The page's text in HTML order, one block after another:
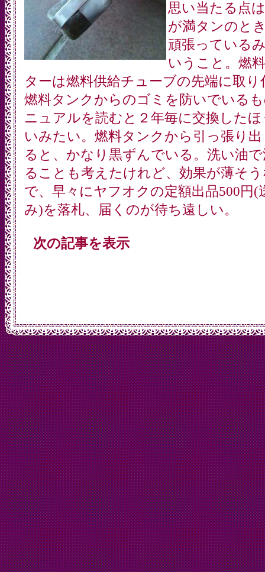
思い当たる点
が満タンのと
頑張っている
いうこと。燃
ターは燃料供給チューブの先端に取り
燃料タンクからのゴミを防いでいる
ニュアルを読むと２年毎に交換した
いみたい。燃料タンクから引っ張り
ると、かなり黒ずんでいる。洗い油
ることも考えたけれど、効果が薄そ
で、早々にヤフオクの定額出品500円(
み)を落札、届くのが待ち遠しい。
次の記事を表示